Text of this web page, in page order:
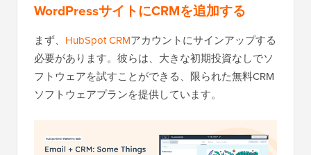
WordPressサイトにCRMを追加する
まず、 HubSpot CRMアカウントにサインアップする
必要があります。彼らは、大きな初期投資なしでソ
フトウェアを試すことができる、限られた無料CRM
ソフトウェアプランを提供しています。